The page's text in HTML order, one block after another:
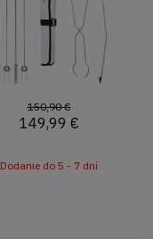
150,90 €
149,99 €
Dodanie do 5 - 7 dní